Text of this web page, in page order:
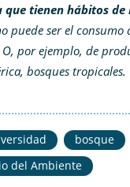
tienen hábitos
puede ser el
por ejemplo, de
bosques tropicales.
bosque
del Ambiente